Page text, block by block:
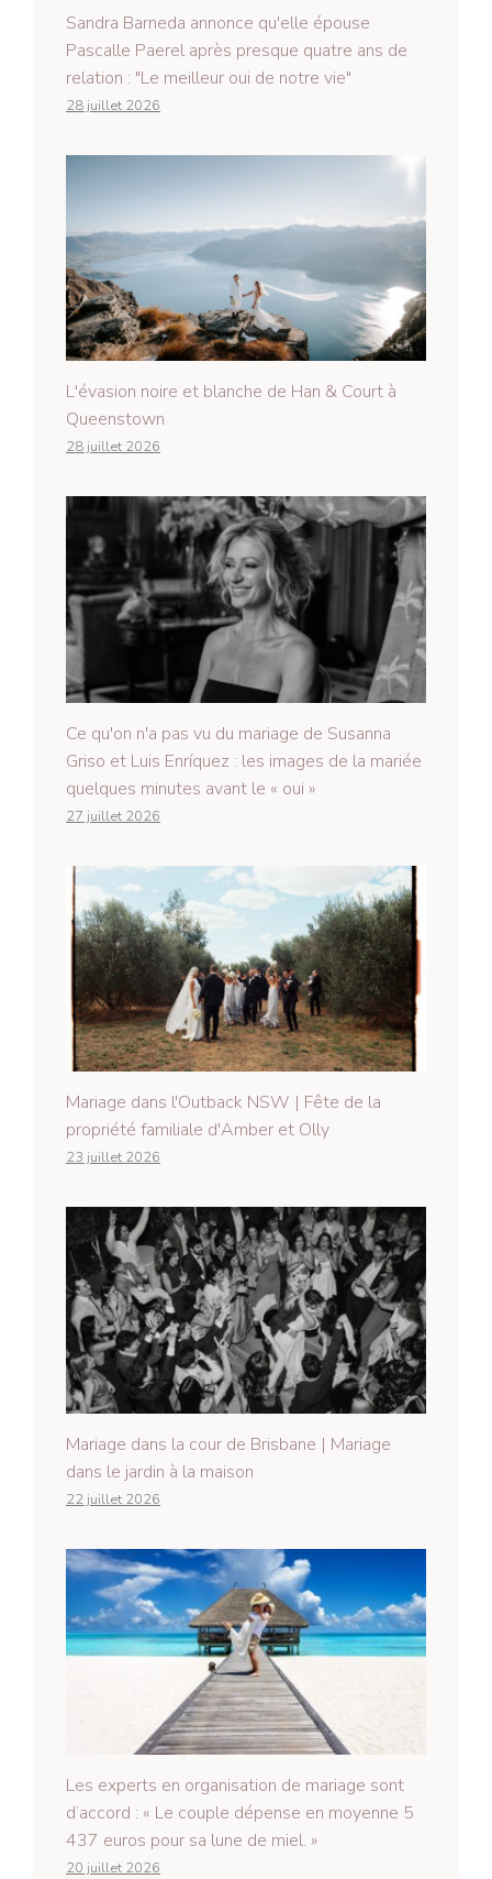
Sandra Barneda annonce qu'elle épouse
Pascalle Paerel après presque quatre ans de
relation : "Le meilleur oui de notre vie"
28 juillet 2026
L'évasion noire et blanche de Han & Court à
Queenstown
28 juillet 2026
Ce qu'on n'a pas vu du mariage de Susanna
Griso et Luis Enríquez : les images de la mariée
quelques minutes avant le « oui »
27 juillet 2026
Mariage dans l'Outback NSW | Fête de la
propriété familiale d'Amber et Olly
23 juillet 2026
Mariage dans la cour de Brisbane | Mariage
dans le jardin à la maison
22 juillet 2026
Les experts en organisation de mariage sont
d’accord : « Le couple dépense en moyenne 5
437 euros pour sa lune de miel. »
20 juillet 2026